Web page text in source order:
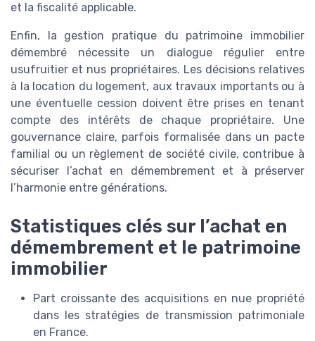
et la fiscalité applicable.
Enfin, la gestion pratique du patrimoine immobilier
démembré nécessite un dialogue régulier entre
usufruitier et nus propriétaires. Les décisions relatives
à la location du logement, aux travaux importants ou à
une éventuelle cession doivent être prises en tenant
compte des intérêts de chaque propriétaire. Une
gouvernance claire, parfois formalisée dans un pacte
familial ou un règlement de société civile, contribue à
sécuriser l’achat en démembrement et à préserver
l’harmonie entre générations.
Statistiques clés sur l’achat en
démembrement et le patrimoine
immobilier
Part croissante des acquisitions en nue propriété
dans les stratégies de transmission patrimoniale
en France.